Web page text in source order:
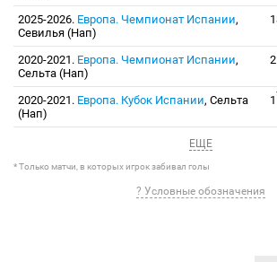
2025-2026. Европа. Чемпионат Испании,
Севилья (Нап)
2020-2021. Европа. Чемпионат Испании,
Сельта (Нап)
2
2020-2021. Европа. Кубок Испании, Сельта
(Нап)
1
ЕЩЕ
* Только матчи, в которых игрок забивал голы
? Условные обозначения